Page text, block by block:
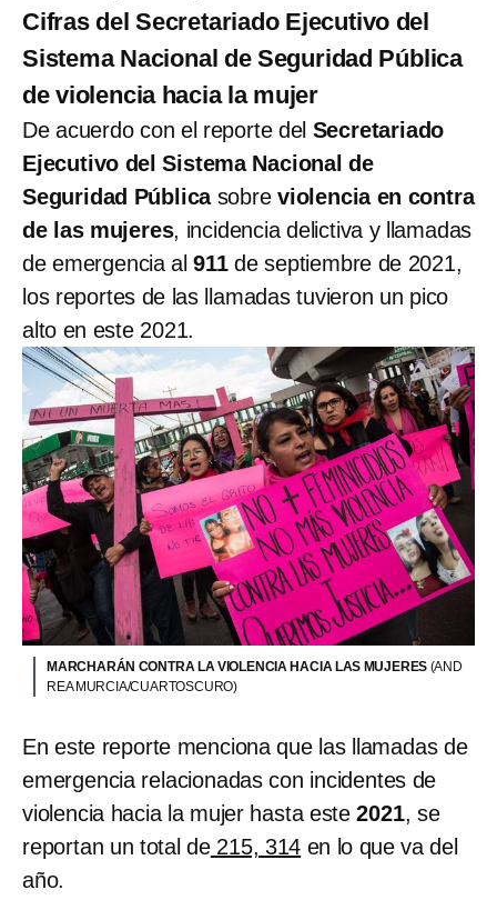
Cifras del Secretariado Ejecutivo del
Sistema Nacional de Seguridad Pública
de violencia hacia la mujer
De acuerdo con el reporte del Secretariado
Ejecutivo del Sistema Nacional de
Seguridad Pública sobreviolencia en contra
de las mujeres, incidencia delictiva y llamadas
de emergencia al911de septiembre de 2021,
los reportes de las llamadas tuvieron un pico
alto en este 2021.
MARCHARÁN CONTRA LA VIOLENCIA HACIA LAS MUJERES (AND
REA MURCIA/CUARTOSCURO)
En este reporte menciona que las llamadas de
emergencia relacionadas con incidentes de
violencia hacia la mujer hasta este2021, se
reportan un total de215, 314 en lo que va del
año.